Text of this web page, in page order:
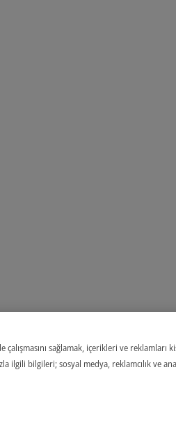
sağlamak, içerikleri ve
ilgili bilgileri; sosyal medya, reklamcılık ve